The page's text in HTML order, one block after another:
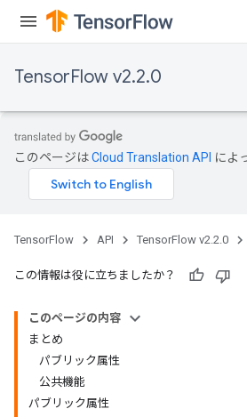
TensorFlow v2.2.0
このページはCloud Translation API によ
TensorFlow API TensorFlow v2.2.0
この情報は役に立ちましたか？
このページの内容
まとめ
パブリック属性
公共機能
パブリック属性